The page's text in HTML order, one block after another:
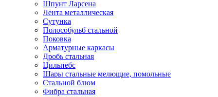
Шпунт Ларсена
Лента металлическая
Сутунка
Полособульб стальной
Поковка
Арматурные каркасы
Дробь стальная
Цильпебс
Шары стальные мелющие, помольные
Стальной блюм
Фибра стальная